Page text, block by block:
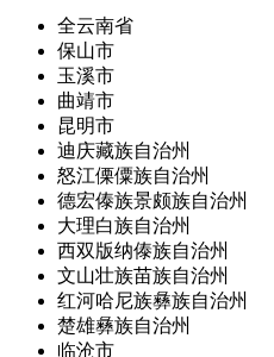
全云南省
保山市
玉溪市
曲靖市
昆明市
迪庆藏族自治州
怒江傈僳族自治州
德宏傣族景颇族自治州
大理白族自治州
西双版纳傣族自治州
文山壮族苗族自治州
红河哈尼族彝族自治州
楚雄彝族自治州
临沧市